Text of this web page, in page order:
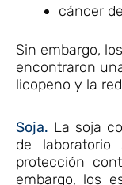
cáncer
Sin embargo,
encontraron
licopeno y la
Soja. La soja
de
protección
embargo, los